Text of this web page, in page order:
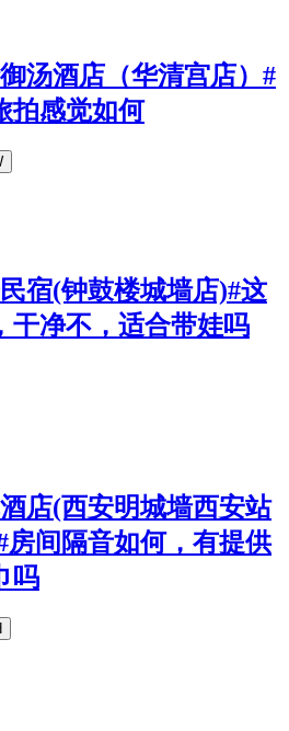
汤酒店（华清宫店）#
拍感觉如何
宿(钟鼓楼城墙店)#这
干净不，适合带娃吗
店(西安明城墙西安站
房间隔音如何，有提供
吗